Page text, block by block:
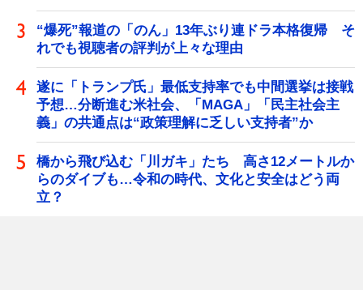
“爆死”報道の「のん」13年ぶり連ドラ本格復帰 そ
れでも視聴者の評判が上々な理由
遂に「トランプ氏」最低支持率でも中間選挙は接戦
予想…分断進む米社会、「MAGA」「民主社会主
義」の共通点は“政策理解に乏しい支持者”か
橋から飛び込む「川ガキ」たち 高さ12メートルか
らのダイブも…令和の時代、文化と安全はどう両
立？